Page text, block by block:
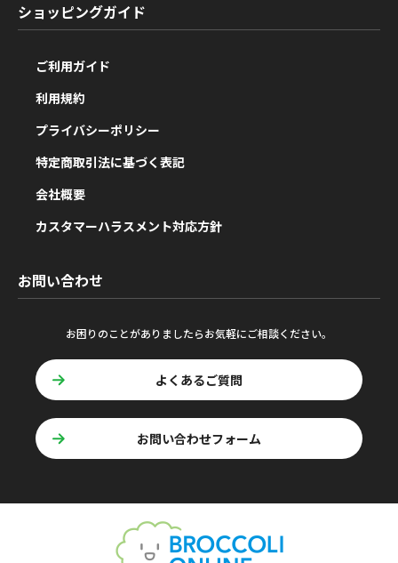
ショッピングガイド
ご利用ガイド
利用規約
プライバシーポリシー
特定商取引法に基づく表記
会社概要
カスタマーハラスメント対応方針
お問い合わせ
お困りのことがありましたらお気軽にご相談ください。
よくあるご質問
お問い合わせフォーム